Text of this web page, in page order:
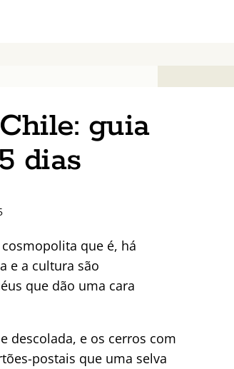
guia
dias
que é, há
e a cultura são
que dão uma cara
descolada, e os cerros com
postais que uma selva